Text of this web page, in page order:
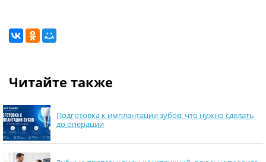
Читайте также
Подготовка к имплантации зубов: что нужно сделать
до операции